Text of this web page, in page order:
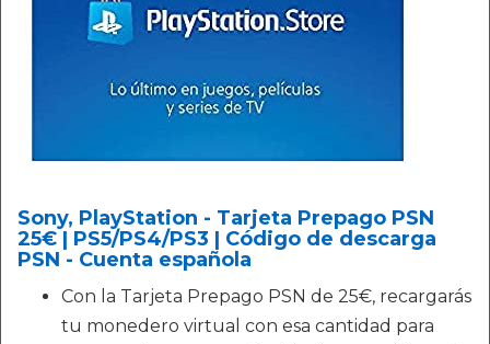
Sony, PlayStation - Tarjeta Prepago PSN
25€ | PS5/PS4/PS3 | Código de descarga
PSN - Cuenta española
Con la Tarjeta Prepago PSN de 25€, recargarás
tu monedero virtual con esa cantidad para